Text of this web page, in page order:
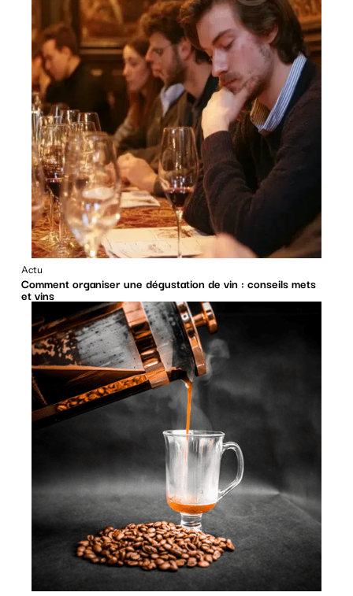
Actu
Comment organiser une dégustation de vin : conseils mets
et vins